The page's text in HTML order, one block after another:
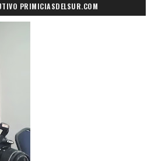
PRIMICIASDELSUR.COM